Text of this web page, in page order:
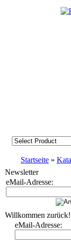
Startseite »
Newsletter
eMail-Adresse:
Willkommen zurück!
eMail-Adresse: